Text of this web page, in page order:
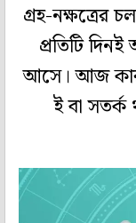
গ্রহ-নক্ষত্রের
প্রতিটি
আসে। আজ
ই বা